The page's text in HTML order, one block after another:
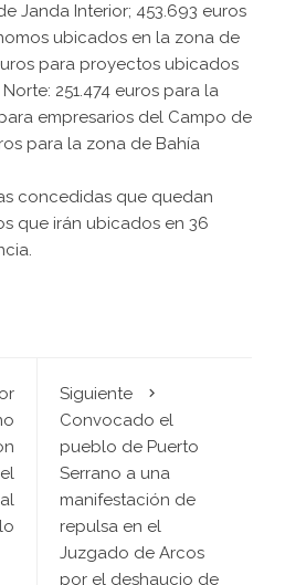
Janda Interior; 453.693 euros
ubicados en la zona de
para proyectos ubicados
251.474 euros para la
empresarios del Campo de
para la zona de Bahía
concedidas que quedan
que irán ubicados en 36
Siguiente
Convocado el
pueblo de Puerto
Serrano a una
manifestación de
repulsa en el
Juzgado de Arcos
por el deshaucio de